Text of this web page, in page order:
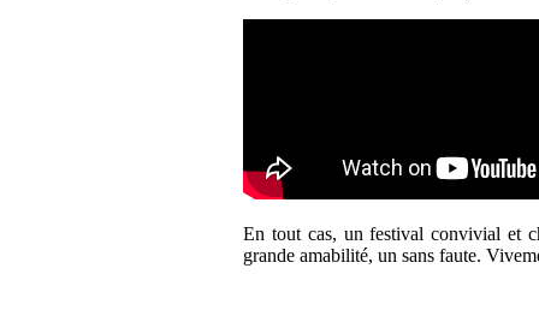
En tout cas, un festival convivial et
grande amabilité, un sans faute.